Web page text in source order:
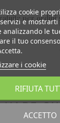
per ordini
cookie
e
analizzando le
il tuo
i cookie
RIFIUTA
ACCETTO